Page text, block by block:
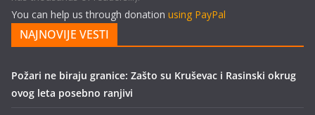
You can help us through donation using PayPal
NAJNOVIJE VESTI
Požari ne biraju granice: Zašto su Kruševac i Rasinski okrug
ovog leta posebno ranjivi